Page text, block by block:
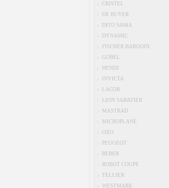
CRISTEL
DE BUYER
DITO SAMA
DYNAMIC
FISCHER BARGOIN
GOBEL
HENDI
INVICTA
LACOR
LION SABATIER
MASTRAD
MICROPLANE
OXO
PEUGEOT
REBER
ROBOT COUPE
TELLIER
WESTMARK